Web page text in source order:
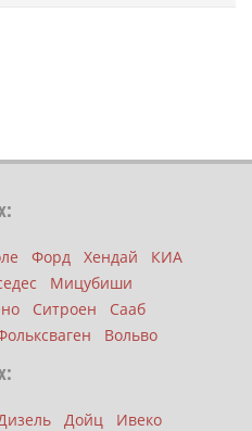
Форд Хендай
КИА
Мицубиши
Ситроен
Сааб
Вольво
Дойц Ивеко